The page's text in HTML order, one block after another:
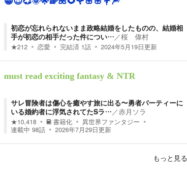
初恋が忘れられないまま政略結婚をしたものの、結婚相
手が初恋の相手だった件につい…／桜 偉村
★212 恋愛 完結済 1話 2024年5月19日更新
must read exciting fantasy & NTR
サレ冒険者は傷心を癒やす旅に出る〜勇者パーティーに
いる婚約者に浮気されてたSラ…／赤月ソラ
★10,418 書籍化
異世界ファンタジー
連載中 98話 2026年7月29日更新
もっと見る